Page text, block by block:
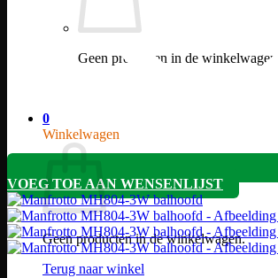
Geen producten in de winkelwagen.
0
Winkelwagen
Geen producten in de winkelwagen.
Terug naar winkel
VOEG TOE AAN WENSENLIJST